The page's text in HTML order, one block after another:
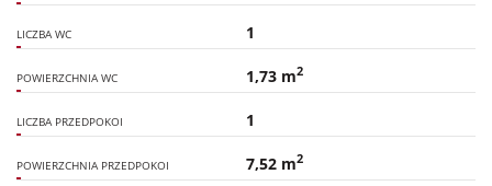
LICZBA WC 1
POWIERZCHNIA WC 1,73 m2
LICZBA PRZEDPOKOI 1
POWIERZCHNIA PRZEDPOKOI 7,52 m2